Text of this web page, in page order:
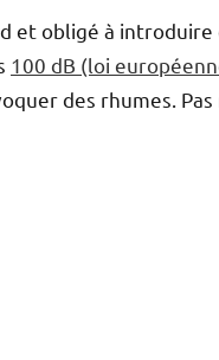
et obligé à
100 dB (loi
des rhumes. Pas